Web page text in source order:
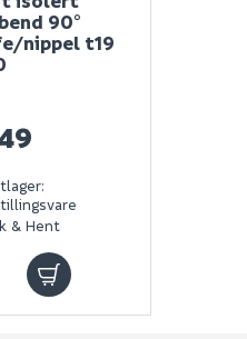
90°
nippel t19
:
& Hent